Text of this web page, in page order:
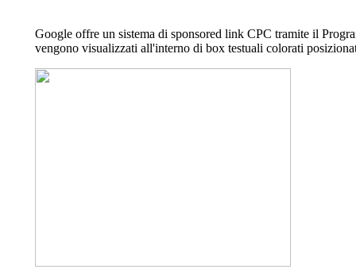
Google offre un sistema di sponsored link CPC tramite il
vengono visualizzati all'interno di box testuali colorati